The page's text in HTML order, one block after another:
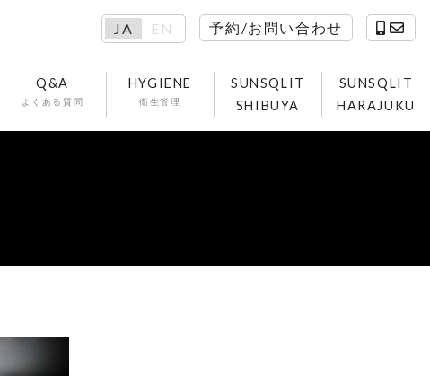
JA EN 予約/お問い合わせ
Q&A
よくある質問
HYGIENE
衛生管理
SUNSQLIT
SHIBUYA
SUNSQLIT
HARAJUKU